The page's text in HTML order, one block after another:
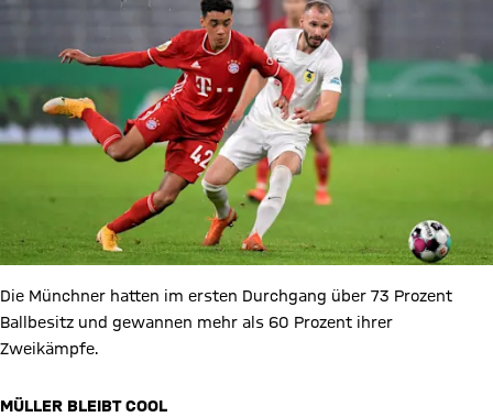
Die Münchner hatten im ersten Durchgang über 73 Prozent
Ballbesitz und gewannen mehr als 60 Prozent ihrer
Zweikämpfe.
MÜLLER BLEIBT COOL